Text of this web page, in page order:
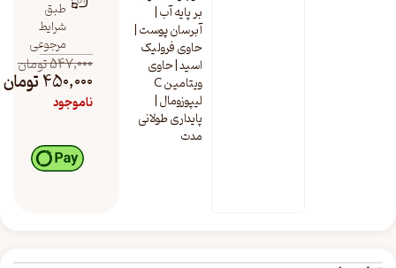
بر پایه آب |
آبرسان پوست |
حاوی فرولیک
اسید | حاوی
ویتامین C
لیپوزومال |
پایداری طولانی
مدت
طبق
شرایط
مرجوعی
547,000تومان
450,000تومان
ناموجود